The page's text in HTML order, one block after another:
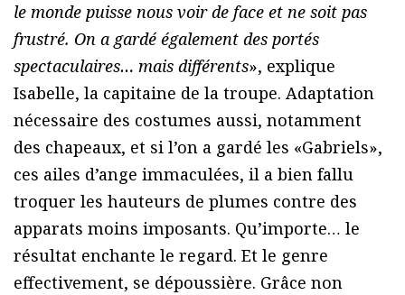
le monde puisse nous voir de face et ne soit pas
frustré. On a gardé également des portés
spectaculaires… mais différents», explique
Isabelle, la capitaine de la troupe. Adaptation
nécessaire des costumes aussi, notamment
des chapeaux, et si l’on a gardé les «Gabriels»,
ces ailes d’ange immaculées, il a bien fallu
troquer les hauteurs de plumes contre des
apparats moins imposants. Qu’importe… le
résultat enchante le regard. Et le genre
effectivement, se dépoussière. Grâce non